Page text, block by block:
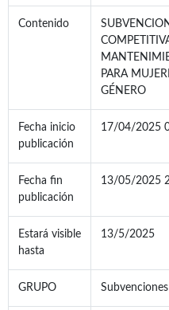
Contenido
PARA
GÉNERO
Fecha inicio
publicación
17/04/2025
Fecha fin
publicación
13/05/2025
Estará visible
hasta
13/5/2025
GRUPO Subvenciones